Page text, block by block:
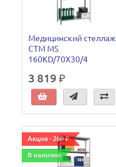
Медицинский стеллаж
СТМ MS
160KD/70Х30/4
3 819 ₽
Акция - 260 ₽
В наличии